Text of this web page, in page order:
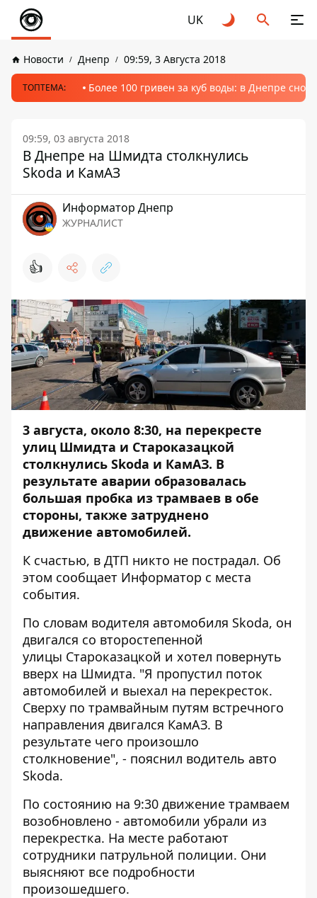
UK
Новости Днепр 09:59, 3 Августа 2018
ТОПТЕМА: Более 100 гривен за куб воды: в Днепре
09:59, 03 августа 2018
В Днепре на Шмидта столкнулись
Skoda и КамАЗ
Информатор Днепр
ЖУРНАЛИСТ
👍
3 августа, около 8:30, на перекресте
улиц Шмидта и Староказацкой
столкнулись Skoda и КамАЗ. В
результате аварии образовалась
большая пробка из трамваев в обе
стороны, также затруднено
движение автомобилей.
К счастью, в ДТП никто не пострадал. Об
этом сообщает Информатор с места
события.
По словам водителя автомобиля Skoda, он
двигался со второстепенной
улицы Староказацкой и хотел повернуть
вверх на Шмидта. "Я пропустил поток
автомобилей и выехал на перекресток.
Сверху по трамвайным путям встречного
направления двигался КамАЗ. В
результате чего произошло
столкновение", - пояснил водитель авто
Skoda.
По состоянию на 9:30 движение трамваем
возобновлено - автомобили убрали из
перекрестка. На месте работают
сотрудники патрульной полиции. Они
выясняют все подробности
произошедшего.